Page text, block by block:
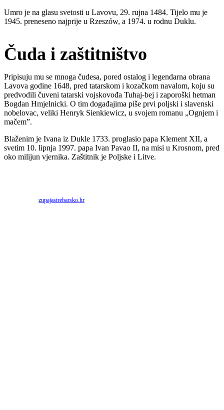
Umro je na glasu svetosti u Lavovu, 29. rujna 1484. Tijelo mu je
1945. preneseno najprije u Rzeszów, a 1974. u rodnu Duklu.
Čuda i zaštitništvo
Pripisuju mu se mnoga čudesa, pored ostalog i legendarna obrana
Lavova godine 1648, pred tatarskom i kozačkom navalom, koju su
predvodili čuveni tatarski vojskovođa Tuhaj-bej i zaporoški hetman
Bogdan Hmjelnicki. O tim događajima piše prvi poljski i slavenski
nobelovac, veliki Henryk Sienkiewicz, u svojem romanu „Ognjem i
mačem”.
Blaženim je Ivana iz Dukle 1733. proglasio papa Klement XII, a
svetim 10. lipnja 1997. papa Ivan Pavao II, na misi u Krosnom, pred
oko milijun vjernika. Zaštitnik je Poljske i Litve.
Izvor:zupajastrebarsko.hr